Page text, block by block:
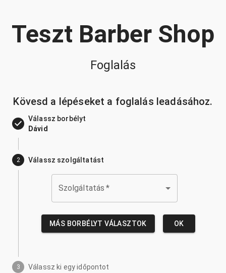
Teszt Barber Shop
Foglalás
Kövesd a lépéseket a foglalás leadásához.
Válassz borbélyt
Dávid
2 Válassz szolgáltatást
Szolgáltatás *
MÁS BORBÉLYT VÁLASZTOK OK
3 Válassz ki egy időpontot